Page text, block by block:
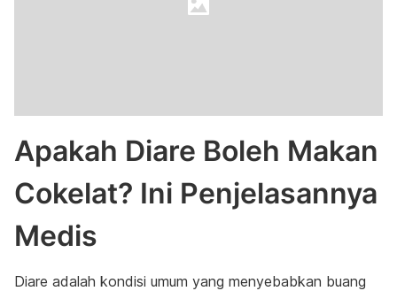
Apakah Diare Boleh Makan
Cokelat? Ini Penjelasannya
Medis
Diare adalah kondisi umum yang menyebabkan buang